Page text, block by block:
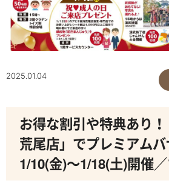
2025.01.04
お得な割引や特典あり
荒尾店」でプレミアム
1/10(金)～1/18(土)開催